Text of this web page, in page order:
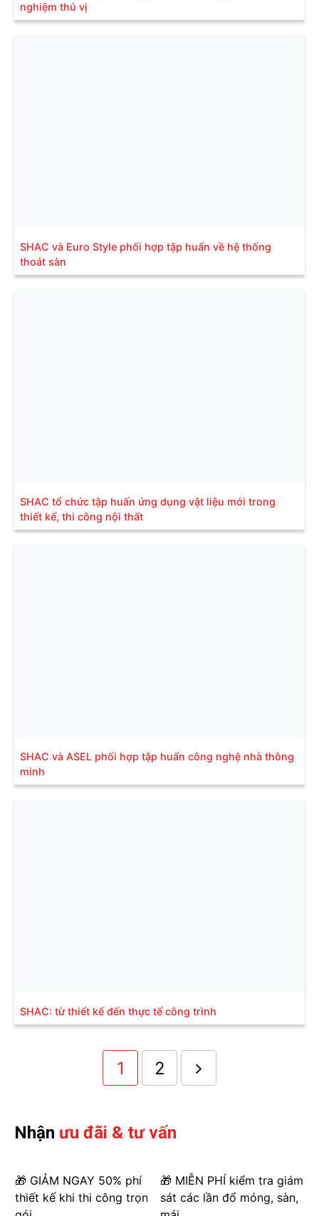
nghiệm thú vị
SHAC và Euro Style phối hợp tập huấn về hệ thống
thoát sàn
SHAC tổ chức tập huấn ứng dụng vật liệu mới trong
thiết kế, thi công nội thất
SHAC và ASEL phối hợp tập huấn công nghệ nhà thông
minh
SHAC: từ thiết kế đến thực tế công trình
1 2
Nhận ưu đãi & tư vấn
🎁 GIẢM NGAY 50% phí
thiết kế khi thi công trọn
🎁 MIỄN PHÍ kiểm tra giám
sát các lần đổ móng, sàn,